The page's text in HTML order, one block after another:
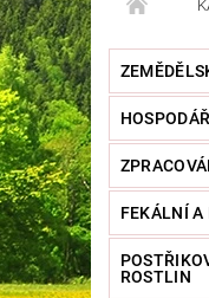
FEKÁLNÍ
ROSTLIN